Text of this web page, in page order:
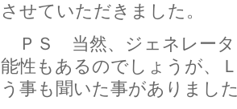
させていただきました。
ＰＳ 当然、ジェネレータ
能性もあるのでしょうが、
う事も聞いた事がありまし